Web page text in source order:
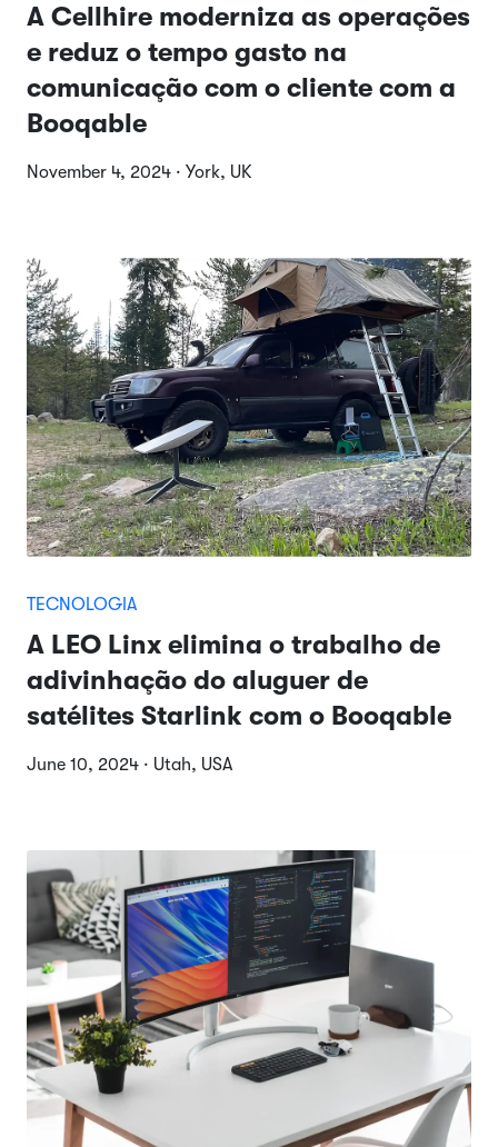
A Cellhire moderniza as operações
e reduz o tempo gasto na
comunicação com o cliente com a
Booqable
November 4, 2024 · York, UK
TECNOLOGIA
A LEO Linx elimina o trabalho de
adivinhação do aluguer de
satélites Starlink com o Booqable
June 10, 2024 · Utah, USA